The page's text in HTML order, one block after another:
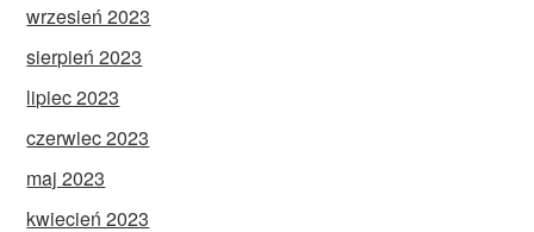
wrzesień 2023
sierpień 2023
lipiec 2023
czerwiec 2023
maj 2023
kwiecień 2023